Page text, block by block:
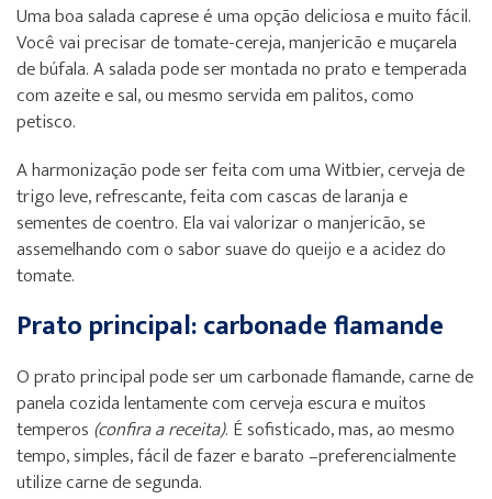
Uma boa salada caprese é uma opção deliciosa e muito fácil.
Você vai precisar de tomate-cereja, manjericão e muçarela
de búfala. A salada pode ser montada no prato e temperada
com azeite e sal, ou mesmo servida em palitos, como
petisco.
A harmonização pode ser feita com uma Witbier, cerveja de
trigo leve, refrescante, feita com cascas de laranja e
sementes de coentro. Ela vai valorizar o manjericão, se
assemelhando com o sabor suave do queijo e a acidez do
tomate.
Prato principal: carbonade flamande
O prato principal pode ser um carbonade flamande, carne de
panela cozida lentamente com cerveja escura e muitos
temperos (confira a receita). É sofisticado, mas, ao mesmo
tempo, simples, fácil de fazer e barato –preferencialmente
utilize carne de segunda.